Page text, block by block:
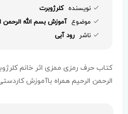
نویسنده کلرژوبرت
موضوع آموزش بسم الله الرحمن
ناشر رود آبی
کتاب حرف رمزی ممزی اثر خانم
الرحمن الرحیم همراه باآموزش کاردستی